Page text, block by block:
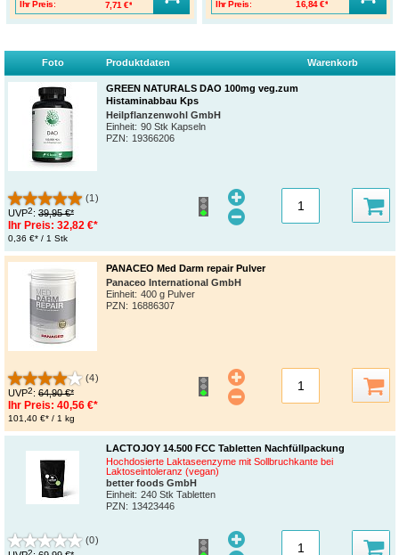
Ihr Preis:
7,71 €*
Ihr Preis:
16,84 €*
Foto Produktdaten Warenkorb
GREEN NATURALS DAO 100mg veg.zum
Histaminabbau Kps
Heilpflanzenwohl GmbH
Einheit: 90 Stk Kapseln
PZN: 19366206
(1)
UVP2: 39,95 €*
Ihr Preis: 32,82 €*
0,36 €* / 1 Stk
PANACEO Med Darm repair Pulver
Panaceo International GmbH
Einheit: 400 g Pulver
PZN: 16886307
(4)
UVP2: 64,90 €*
Ihr Preis: 40,56 €*
101,40 €* / 1 kg
LACTOJOY 14.500 FCC Tabletten Nachfüllpackung
Hochdosierte Laktaseenzyme mit Sollbruchkante bei
Laktoseintoleranz (vegan)
better foods GmbH
Einheit: 240 Stk Tabletten
PZN: 13423446
(0)
2